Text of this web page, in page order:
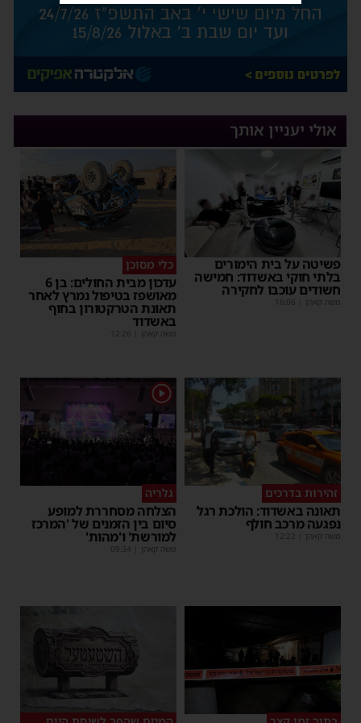
אולי יעניין אותך
פשיטה על בית הימורים
בלתי חוקי באשדוד: חמישה
חשודים עוכבו לחקירה
משה קאהן 16:06
כלי מסוכן
עדכון מבית החולים: בן 6
מאושפז בטיפול נמרץ לאחר
תאונת הטרקטורון בחוף
באשדוד
משה קאהן 12:26
זהירות בדרכים
תאונה באשדוד: הולכת רגל
נפגעה מרכב חולף
משה קאהן 12:22
1
גלריה
הצלחה מסחררת למופע
סיום בין הזמנים של 'המרכז
למורשת' ו'מהות'
משה קאהן 09:34